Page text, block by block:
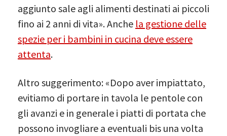
aggiunto sale agli alimenti destinati ai piccoli
fino ai 2 anni di vita». Anche la gestione delle
spezie per i bambini in cucina deve essere
attenta.
Altro suggerimento: «Dopo aver impiattato,
evitiamo di portare in tavola le pentole con
gli avanzi e in generale i piatti di portata che
possono invogliare a eventuali bis una volta